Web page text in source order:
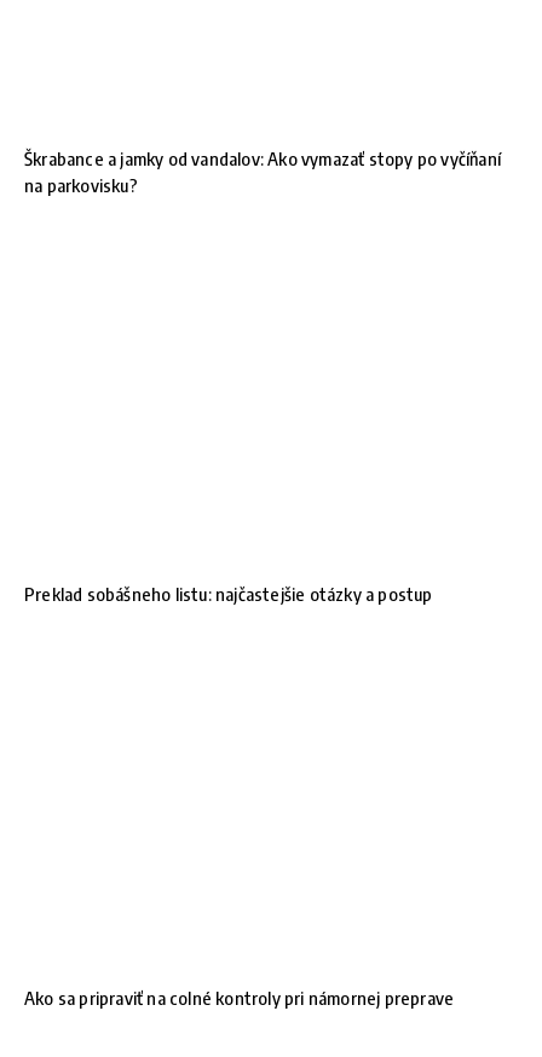
Škrabance a jamky od vandalov: Ako vymazať stopy po vyčíňaní
na parkovisku?
Preklad sobášneho listu: najčastejšie otázky a postup
Ako sa pripraviť na colné kontroly pri námornej preprave